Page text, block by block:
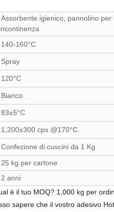
Assorbente igienico, pannolino
incontinenza
140-160°C
Spray
120°C
Bianco
83±5°C
1,200±300 cps @170°C.
Confezione di cuscini da 1 Kg
25 kg per cartone
2 anni
è il tuo MOQ? 1,000 kg per
sapere che il vostro adesivo